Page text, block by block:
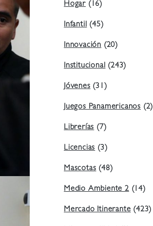
Hogar (16)
Infantil(45)
Innovación (20)
Institucional(243)
Jóvenes(31)
Juegos Panamericanos (2)
Librerías(7)
Licencias(3)
Mascotas(48)
Medio Ambiente 2(14)
Mercado Itinerante(423)